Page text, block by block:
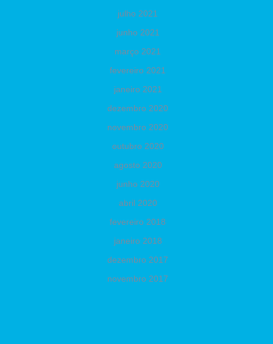
julho 2021
junho 2021
março 2021
fevereiro 2021
janeiro 2021
dezembro 2020
novembro 2020
outubro 2020
agosto 2020
junho 2020
abril 2020
fevereiro 2018
janeiro 2018
dezembro 2017
novembro 2017